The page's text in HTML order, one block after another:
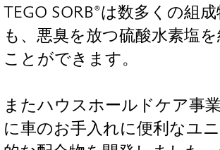
TEGO SORB®は数多くの組
も、悪臭を放つ硫酸水素塩
ことができます。
またハウスホールドケア事
に車のお手入れに便利なユ